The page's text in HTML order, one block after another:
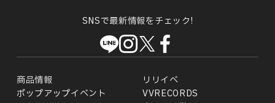
SNSで最新情報をチェック!
商品情報
リリイベ
ポップアップイベント
VVRECORDS